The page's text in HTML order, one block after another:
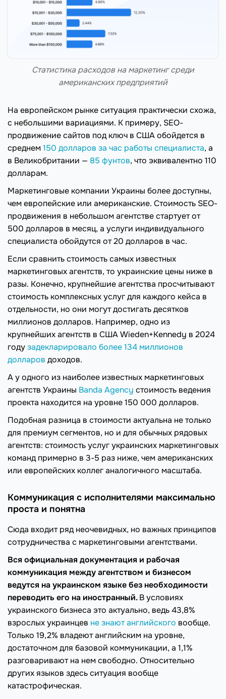
Статистика расходов на маркетинг среди
американских предприятий
На европейском рынке ситуация практически схожа,
с небольшими вариациями. К примеру, SEO-
продвижение сайтов под ключ в США обойдется в
среднем150 долларов за час работы специалиста, а
в Великобритании — 85 фунтов, что эквивалентно 110
долларам.
Маркетинговые компании Украины более доступны,
чем европейские или американские. Стоимость SEO-
продвижения в небольшом агентстве стартует от
500 долларов в месяц, а услуги индивидуального
специалиста обойдутся от 20 долларов в час.
Если сравнить стоимость самых известных
маркетинговых агентств, то украинские цены ниже в
разы. Конечно, крупнейшие агентства просчитывают
стоимость комплексных услуг для каждого кейса в
отдельности, но они могут достигать десятков
миллионов долларов. Например, одно из
крупнейших агентств в США Wieden+Kennedy в 2024
годузадекларировало более 134 миллионов
долларов доходов.
А у одного из наиболее известных маркетинговых
агентств Украины Banda Agency стоимость ведения
проекта находится на уровне 150 000 долларов.
Подобная разница в стоимости актуальна не только
для премиум сегментов, но и для обычных рядовых
агентств: стоимость услуг украинских маркетинговых
команд примерно в 3-5 раз ниже, чем американских
или европейских коллег аналогичного масштаба.
Коммуникация с исполнителями максимально
проста и понятна
Сюда входит ряд неочевидных, но важных принципов
сотрудничества с маркетинговыми агентствами.
Вся официальная документация и рабочая
коммуникация между агентством и бизнесом
ведутся на украинском языке без необходимости
переводить его на иностранный.В условиях
украинского бизнеса это актуально, ведь 43,8%
взрослых украинцев не знают английского вообще.
Только 19,2% владеют английским на уровне,
достаточном для базовой коммуникации, а 1,1%
разговаривают на нем свободно. Относительно
других языков здесь ситуация вообще
катастрофическая.